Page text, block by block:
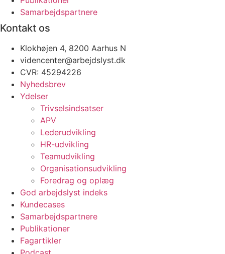
Samarbejdspartnere
Kontakt os
Klokhøjen 4, 8200 Aarhus N
videncenter@arbejdslyst.dk
CVR: 45294226
Nyhedsbrev
Ydelser
Trivselsindsatser
APV
Lederudvikling
HR-udvikling
Teamudvikling
Organisationsudvikling
Foredrag og oplæg
God arbejdslyst indeks
Kundecases
Samarbejdspartnere
Publikationer
Fagartikler